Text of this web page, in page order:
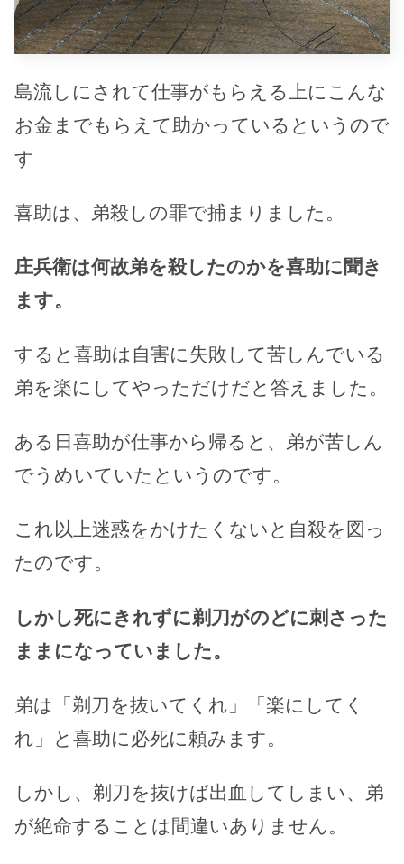
島流しにされて仕事がもらえる上にこんな
お金までもらえて助かっているというので
す
喜助は、弟殺しの罪で捕まりました。
庄兵衛は何故弟を殺したのかを喜助に聞き
ます。
すると喜助は自害に失敗して苦しんでいる
弟を楽にしてやっただけだと答えました。
ある日喜助が仕事から帰ると、弟が苦しん
でうめいていたというのです。
これ以上迷惑をかけたくないと自殺を図っ
たのです。
しかし死にきれずに剃刀がのどに刺さった
ままになっていました。
弟は「剃刀を抜いてくれ」「楽にしてく
れ」と喜助に必死に頼みます。
しかし、剃刀を抜けば出血してしまい、弟
が絶命することは間違いありません。